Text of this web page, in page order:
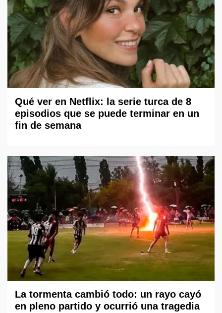
Qué ver en Netflix: la serie turca de 8
episodios que se puede terminar en un
fin de semana
La tormenta cambió todo: un rayo cayó
en pleno partido y ocurrió una tragedia